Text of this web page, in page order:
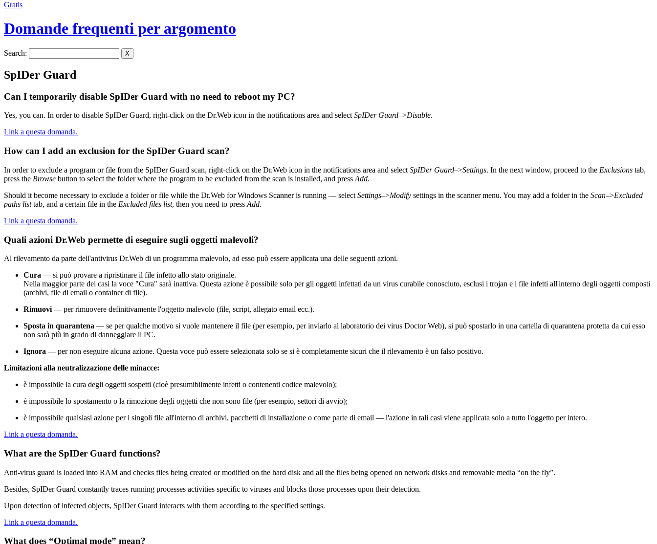
Gratis
Domande frequenti per argomento
Search: X
SpIDer Guard
Can I temporarily disable SpIDer Guard with no need to reboot my PC?
Yes, you can. In order to disable SpIDer Guard, right-click on the Dr.Web icon in the notifications area and selectSpIDer Guard–>Disable.
Link a questa domanda.
How can I add an exclusion for the SpIDer Guard scan?
In order to exclude a program or file from the SpIDer Guard scan, right-click on the Dr.Web icon in the notifications area and select SpIDer Guard–>Settings. In the next window, proceed to the Exclusions tab,
press the Browse button to select the folder where the program to be excluded from the scan is installed, and press Add.
Should it become necessary to exclude a folder or file while the Dr.Web for Windows Scanner is running — select Settings–>Modify settings in the scanner menu. You may add a folder in the Scan–>Excluded
paths listtab, and a certain file in the Excluded files list, then you need to press Add.
Link a questa domanda.
Quali azioni Dr.Web permette di eseguire sugli oggetti malevoli?
Al rilevamento da parte dell'antivirus Dr.Web di un programma malevolo, ad esso può essere applicata una delle seguenti azioni.
Cura — si può provare a ripristinare il file infetto allo stato originale.
Nella maggior parte dei casi la voce "Cura" sarà inattiva. Questa azione è possibile solo per gli oggetti infettati da un virus curabile conosciuto, esclusi i trojan e i file infetti all'interno degli oggetti composti
(archivi, file di email o container di file).
Rimuovi — per rimuovere definitivamente l'oggetto malevolo (file, script, allegato email ecc.).
Sposta in quarantena — se per qualche motivo si vuole mantenere il file (per esempio, per inviarlo al laboratorio dei virus Doctor Web), si può spostarlo in una cartella di quarantena protetta da cui esso
non sarà più in grado di danneggiare il PC.
Ignora — per non eseguire alcuna azione. Questa voce può essere selezionata solo se si è completamente sicuri che il rilevamento è un falso positivo.
Limitazioni alla neutralizzazione delle minacce:
è impossibile la cura degli oggetti sospetti (cioè presumibilmente infetti o contenenti codice malevolo);
è impossibile lo spostamento o la rimozione degli oggetti che non sono file (per esempio, settori di avvio);
è impossibile qualsiasi azione per i singoli file all'interno di archivi, pacchetti di installazione o come parte di email — l'azione in tali casi viene applicata solo a tutto l'oggetto per intero.
Link a questa domanda.
What are the SpIDer Guard functions?
Anti-virus guard is loaded into RAM and checks files being created or modified on the hard disk and all the files being opened on network disks and removable media “on the fly”.
Besides, SpIDer Guard constantly traces running processes activities specific to viruses and blocks those processes upon their detection.
Upon detection of infected objects, SpIDer Guard interacts with them according to the specified settings.
Link a questa domanda.
What does “Optimal mode” mean?